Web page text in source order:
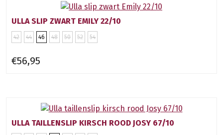
ULLA SLIP ZWART EMILY 22/10
42 44 46 48 50 52 54
€56,95
ULLA TAILLENSLIP KIRSCH ROOD JOSY 67/10